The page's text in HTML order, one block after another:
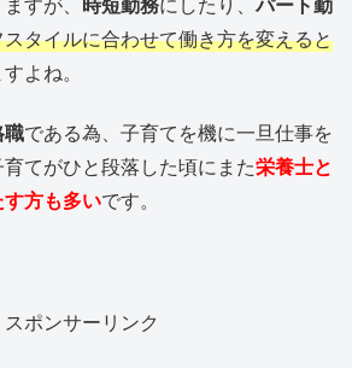
タイルに合わせて働き方を変えると
よね。
職である為、子育てを機に一旦仕事を
てがひと段落した頃にまた栄養士と
方も多いです。
スポンサーリンク